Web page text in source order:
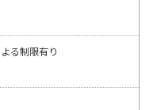
る制限有り